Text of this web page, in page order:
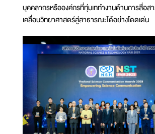
บุคคลากรหรือองค์กรที่ทุ่มเททำงานด้านการสื่อส
เคลื่อนวิทยาศาสตร์สู่สาธารณะได้อย่างโดดเด่น